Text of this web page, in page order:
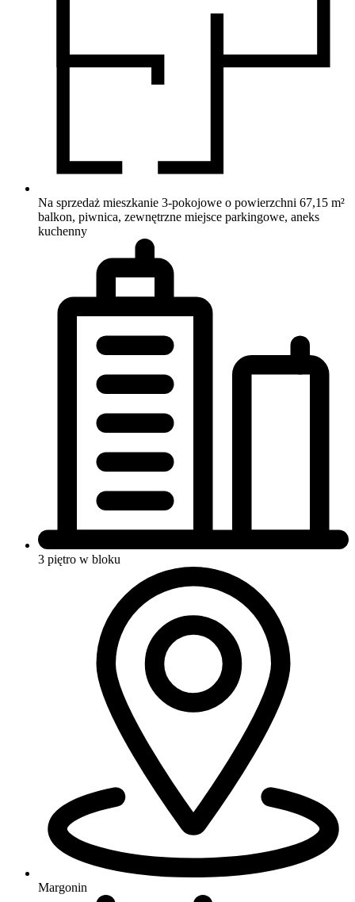
Na sprzedaż mieszkanie 3-pokojowe o powierzchni 67,15 m²
balkon, piwnica, zewnętrzne miejsce parkingowe, aneks
kuchenny
3 piętro w bloku
Margonin